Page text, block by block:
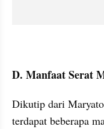
D. Manfaat Serat
Dikutip dari
terdapat beberapa